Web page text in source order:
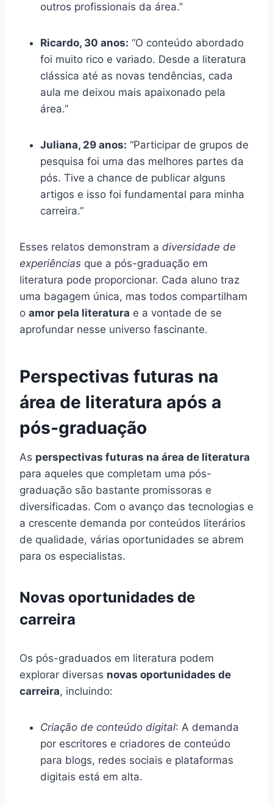
outros profissionais da área.”
Ricardo, 30 anos: “O conteúdo abordado
foi muito rico e variado. Desde a literatura
clássica até as novas tendências, cada
aula me deixou mais apaixonado pela
área.”
Juliana, 29 anos: “Participar de grupos de
pesquisa foi uma das melhores partes da
pós. Tive a chance de publicar alguns
artigos e isso foi fundamental para minha
carreira.”
Esses relatos demonstram a diversidade de
experiências que a pós-graduação em
literatura pode proporcionar. Cada aluno traz
uma bagagem única, mas todos compartilham
o amor pela literatura e a vontade de se
aprofundar nesse universo fascinante.
Perspectivas futuras na
área de literatura após a
pós-graduação
As perspectivas futuras na área de literatura
para aqueles que completam uma pós-
graduação são bastante promissoras e
diversificadas. Com o avanço das tecnologias e
a crescente demanda por conteúdos literários
de qualidade, várias oportunidades se abrem
para os especialistas.
Novas oportunidades de
carreira
Os pós-graduados em literatura podem
explorar diversas novas oportunidades de
carreira, incluindo:
Criação de conteúdo digital: A demanda
por escritores e criadores de conteúdo
para blogs, redes sociais e plataformas
digitais está em alta.